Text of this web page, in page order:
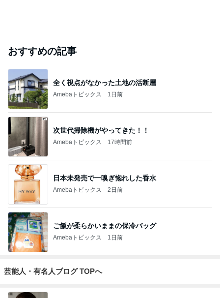
おすすめの記事
全く視点がなかった土地の活断層
Amebaトピックス 1日前
次世代掃除機がやってきた！！
Amebaトピックス 17時間前
日本未発売で一嗅ぎ惚れした香水
Amebaトピックス 2日前
ご飯が柔らかいままの保冷バッグ
Amebaトピックス 1日前
芸能人・有名人ブログ TOPへ